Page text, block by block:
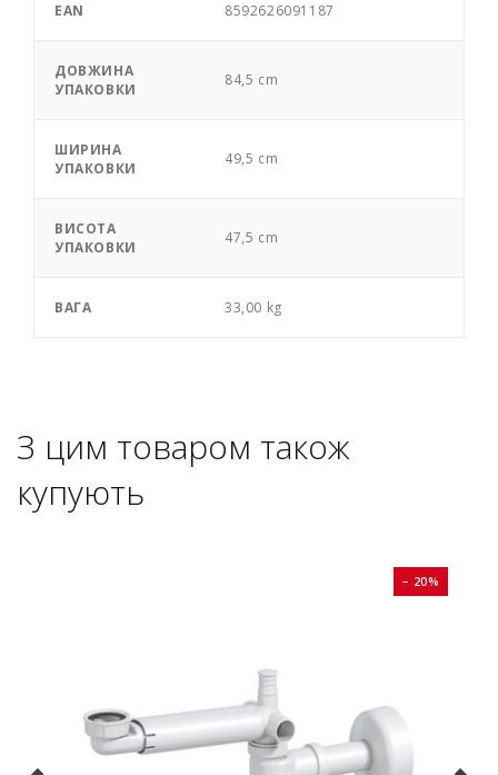
EAN 8592626091187
ДОВЖИНА
УПАКОВКИ
84,5 cm
ШИРИНА
УПАКОВКИ
49,5 cm
ВИСОТА
УПАКОВКИ
47,5 cm
ВАГА 33,00 kg
З цим товаром також
купують
− 20%